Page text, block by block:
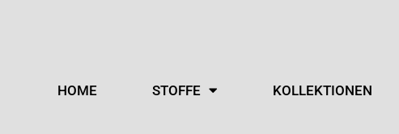
HOME STOFFE KOLLEKTIONEN